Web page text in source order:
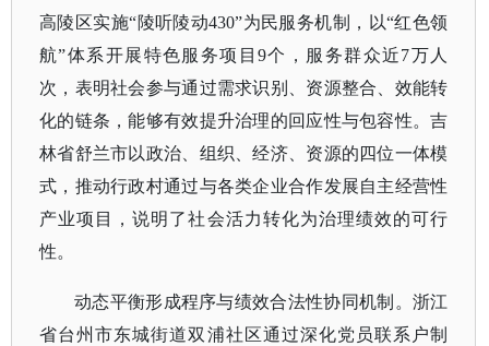
高陵区实施“陵听陵动430”为民服务机制，以“红色领
航”体系开展特色服务项目9个，服务群众近7万人
次，表明社会参与通过需求识别、资源整合、效能转
化的链条，能够有效提升治理的回应性与包容性。吉
林省舒兰市以政治、组织、经济、资源的四位一体模
式，推动行政村通过与各类企业合作发展自主经营性
产业项目，说明了社会活力转化为治理绩效的可行
性。
动态平衡形成程序与绩效合法性协同机制。浙江
省台州市东城街道双浦社区通过深化党员联系户制